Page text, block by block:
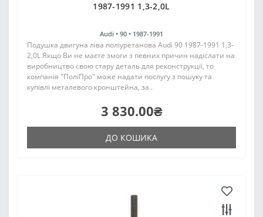
1987-1991 1,3-2,0L
Audi • 90 • 1987-1991
Подушка двигуна ліва поліуретанова Audi 90 1987-1991 1,3-
2,0L Якщо Ви не маєте змоги з певних причин надіслати на
виробництво свою стару деталь для реконструкції, то
компанія "ПоліПро" може надати послугу з пошуку та
купівлі металевого кронштейна, за..
3 830.00₴
ДО КОШИКА